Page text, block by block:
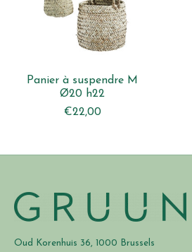
Panier à suspendre M
Ø20 h22
€22,00
Oud Korenhuis 36, 1000 Brussels